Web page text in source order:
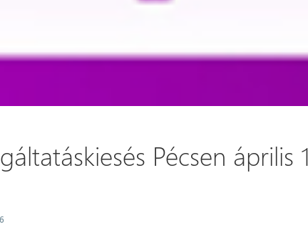
Pécsen április